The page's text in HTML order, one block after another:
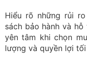
Hiểu rõ những rủi
sách bảo hành và
yên tâm khi chọn
lượng và quyền lợi